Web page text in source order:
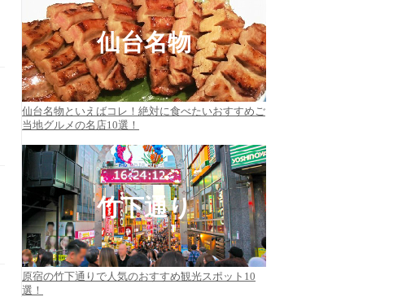
仙台名物
仙台名物といえばコレ！絶対に食べたいおすすめご
当地グルメの名店10選！
竹下通り
原宿の竹下通りで人気のおすすめ観光スポット10
選！